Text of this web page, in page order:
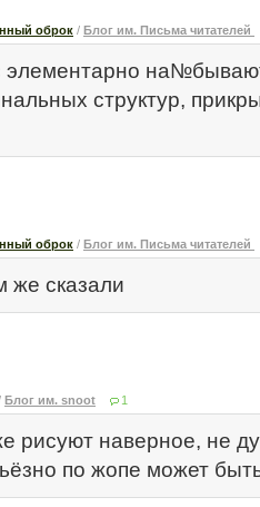
оброк / Блог им. Письма читателей
элементарно
структур,
оброк / Блог им. Письма читателей
же сказали
Блог им. snoot 1
рисуют наверное, не
по жопе может